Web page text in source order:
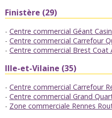
Finistère (29)
Centre commercial Géant
Centre commercial Carrefour
Centre commercial Brest Coat
Ille-et-Vilaine (35)
Centre commercial Carrefour
Centre commercial Grand
Zone commerciale Rennes